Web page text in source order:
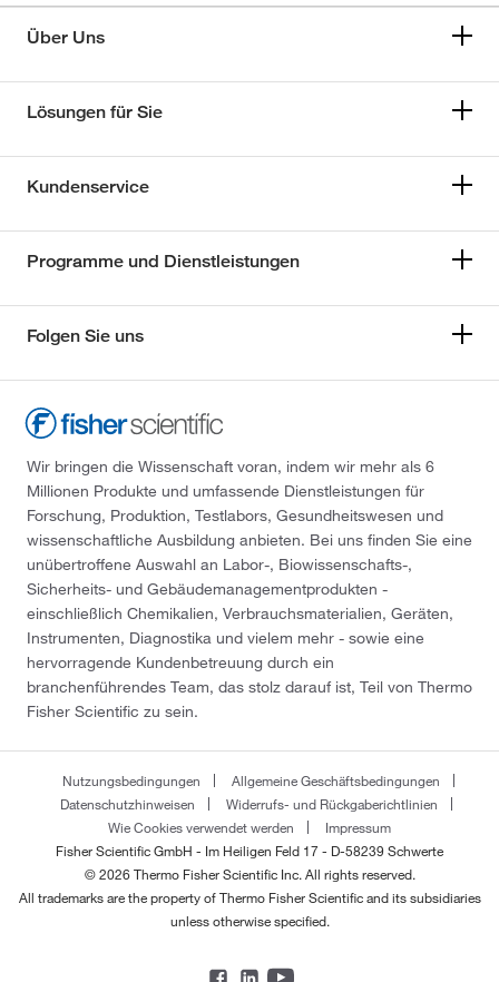
Über Uns
Lösungen für Sie
Kundenservice
Programme und Dienstleistungen
Folgen Sie uns
Wir bringen die Wissenschaft voran, indem wir mehr als 6
Millionen Produkte und umfassende Dienstleistungen für
Forschung, Produktion, Testlabors, Gesundheitswesen und
wissenschaftliche Ausbildung anbieten. Bei uns finden Sie eine
unübertroffene Auswahl an Labor-, Biowissenschafts-,
Sicherheits- und Gebäudemanagementprodukten -
einschließlich Chemikalien, Verbrauchsmaterialien, Geräten,
Instrumenten, Diagnostika und vielem mehr - sowie eine
hervorragende Kundenbetreuung durch ein
branchenführendes Team, das stolz darauf ist, Teil von Thermo
Fisher Scientific zu sein.
Nutzungsbedingungen
Allgemeine Geschäftsbedingungen
Datenschutzhinweisen
Widerrufs- und Rückgaberichtlinien
Wie Cookies verwendet werden
Impressum
Fisher Scientific GmbH - Im Heiligen Feld 17 - D-58239 Schwerte
© 2026 Thermo Fisher Scientific Inc. All rights reserved.
All trademarks are the property of Thermo Fisher Scientific and its subsidiaries
unless otherwise specified.